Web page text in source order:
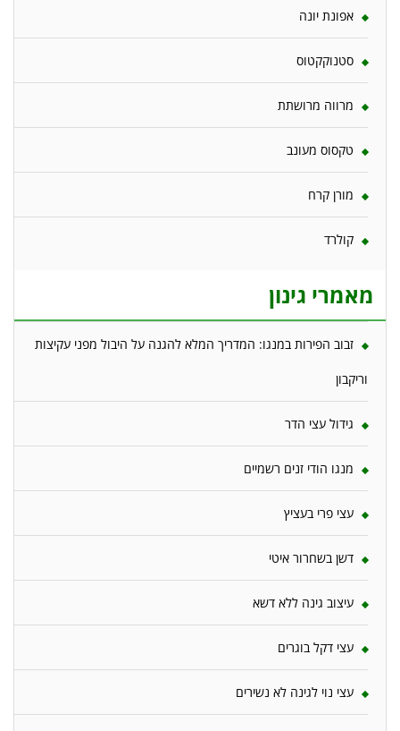
אפונת יונה
סטנוקקטוס
מרווה מרושתת
טקסוס מעונב
מורן קרח
קולרד
מאמרי גינון
זבוב הפירות במנגו: המדריך המלא להגנה על היבול מפני עקיצות
וריקבון
גידול עצי הדר
מנגו הודי זנים רשמיים
עצי פרי בעציץ
דשן בשחרור איטי
עיצוב גינה ללא דשא
עצי דקל בוגרים
עצי נוי לגינה לא נשירים